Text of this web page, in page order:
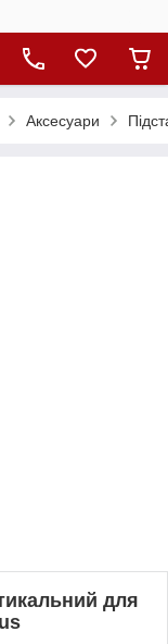
Аксесуари
для